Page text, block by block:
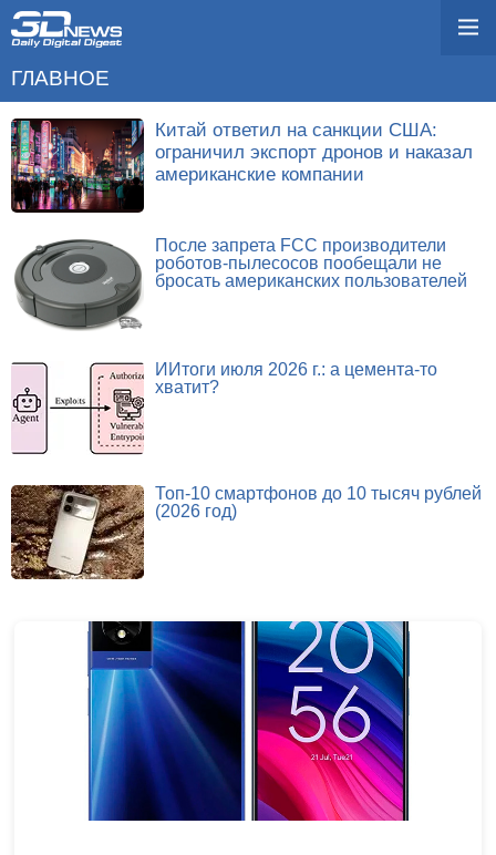
ГЛАВНОЕ
Китай ответил на санкции США:
ограничил экспорт дронов и наказал
американские компании
После запрета FCC производители
роботов-пылесосов пообещали не
бросать американских пользователей
ИИтоги июля 2026 г.: а цемента-то
хватит?
Топ-10 смартфонов до 10 тысяч рублей
(2026 год)